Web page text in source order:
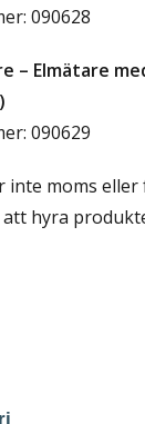
090628
– Elmätare
090629
inte moms eller
hyra